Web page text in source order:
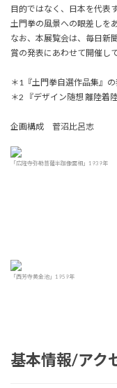
目的ではなく、日本を代表
土門拳の風景への眼差しを
なお、本展覧会は、毎日新
賞の発表にあわせて開催して
＊1『土門拳󠄁自選作品集』
＊2 『デザイン随想 離陸着
企画構成 菅沼比呂志
「広隆寺弥勒菩薩半跏像面相」1939年
「西芳寺黄金池」1959年
基本情報/アク